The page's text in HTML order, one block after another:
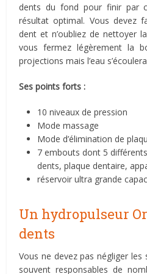
dents du fond pour finir par
résultat optimal. Vous devez
dent et n’oubliez de nettoyer
vous fermez légèrement la
projections mais l’eau
Ses points forts :
10 niveaux de pression
Mode massage
Mode d’élimination de
7 embouts dont 5
dents, plaque dentaire,
réservoir ultra grande
Un hydropulseur
dents
Vous ne devez pas négliger
souvent responsables de